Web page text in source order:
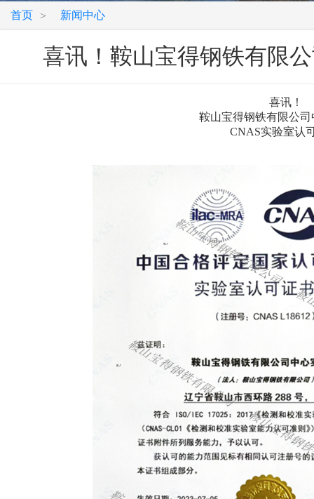
首页 > 新闻中心
喜讯！鞍山宝得钢铁有限
喜讯！
鞍山宝得钢铁有限公司中心实
CNAS实验室认可证